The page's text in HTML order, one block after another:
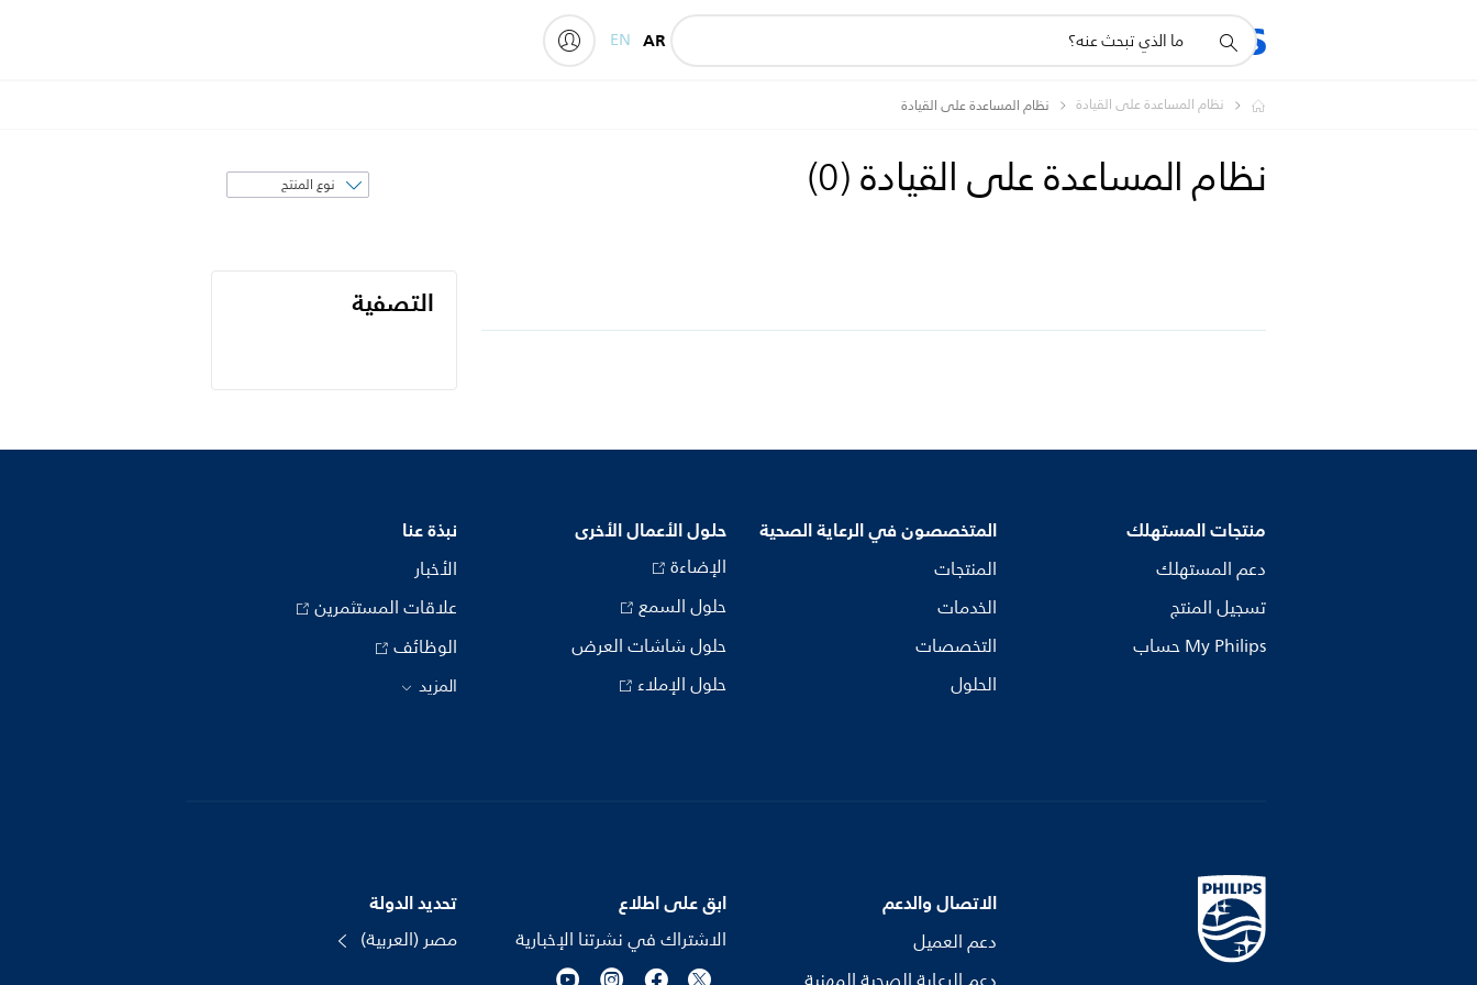
المنتجات
أيقونة
دعم
AR
EN
نظام المساعدة على القيادة نظام المساعدة على القيادة
نظام المساعدة على القيادة(
0
)
فرز
حسب
التصفية
منتجات المستهلك
دعم المستهلك
تسجيل المنتج
My Philips حساب
المتخصصون في الرعاية الصحية
المنتجات
الخدمات
التخصصات
الحلول
حلول الأعمال الأخرى
الإضاءة
حلول السمع
حلول شاشات العرض
حلول الإملاء
نبذة عنا
الأخبار
علاقات المستثمرين
الوظائف
المزيد
الاتصال والدعم
دعم العميل
ابق على اطلاع
الاشتراك في نشرتنا الإخبارية
تحديد الدولة
مصر (العربية)